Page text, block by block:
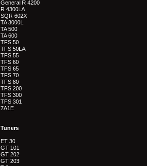
General R 4200
R 4300LA
SQR 602X
TA 3000L
TA 500
TA 600
TFS 50
TFS 50LA
TFS 55
TFS 60
TFS 65
TFS 70
TFS 80
TFS 200
TFS 300
TFS 301
7A1E
Tuners
ET 30
GT 101
GT 202
GT 203